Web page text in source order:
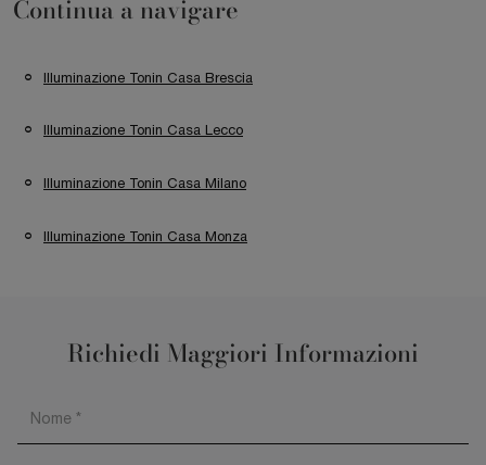
Continua a navigare
Illuminazione Tonin Casa Brescia
Illuminazione Tonin Casa Lecco
Illuminazione Tonin Casa Milano
Illuminazione Tonin Casa Monza
Richiedi Maggiori Informazioni